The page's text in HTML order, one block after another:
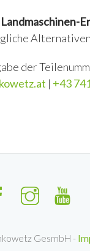
der
| +43
GesmbH -